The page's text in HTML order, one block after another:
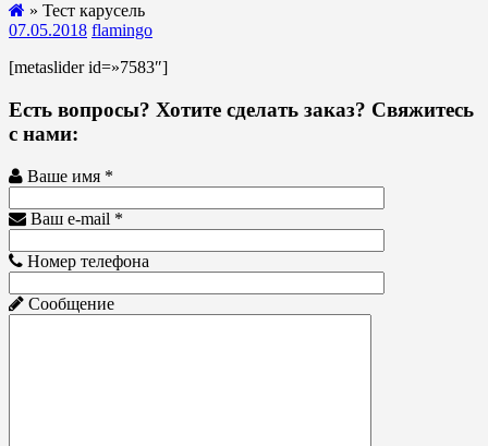
» Тест карусель
07.05.2018 flamingo
[metaslider id=»7583″]
Есть вопросы? Хотите сделать заказ? Свяжитесь
с нами:
Ваше имя *
Ваш e-mail *
Номер телефона
Сообщение